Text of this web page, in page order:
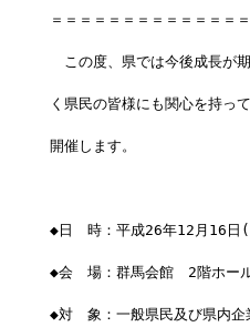
＝＝＝＝＝＝＝＝＝＝＝＝＝
この度、県では今後成長が
く県民の皆様にも関心を持っ
開催します。
◆日　時：平成26年12月16
◆会　場：群馬会館　2階ホー
◆対　象：一般県民及び県内企